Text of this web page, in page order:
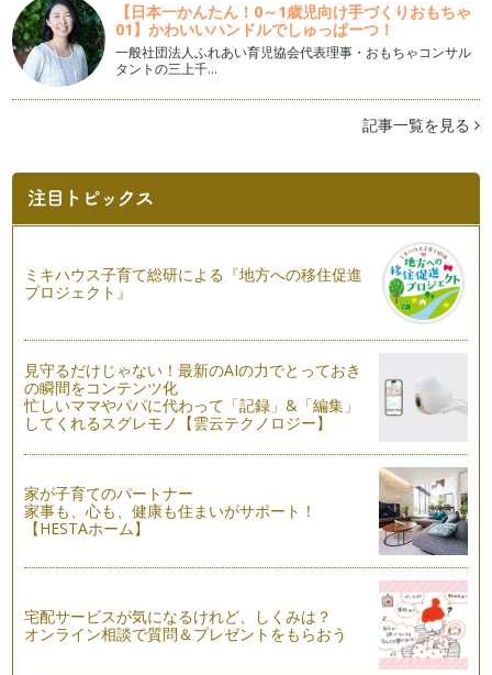
ママといっしょにクッキング お星様のアップルアーモンドパ
イ作り
年末年始に向けて家族や友人とホームパーティーをすることが
多くなってきますね。 この…
ママといっしょにクッキング Xmasツリーのキャラメルクレ
をたっぷりご紹介します！クリスマス…
ママといっしょにクッキング りんごのプレザーブ
りんごは秋になると食べたくなる果物のひとつです。 お砂糖
控えめで、りんごの甘酸っぱ…
ママといっしょにクッキング かぶのホワイトシチュー
かぶの旬は、３月から５月の春の時期と10月から11月の秋が
ママといっしょにクッキング ハロウィンのテーブルアイテム
作り
秋の深まりとともに、街はハロウィンムード。 今年も待ちに
待ったハロウィンシーズンが…
ママといっしょにクッキング 秋の味覚をたのしもうサーモン
キッシュ
いよいよ食欲の秋到来！ 秋は秋刀魚、鮭といった魚介類に、
ママといっしょにクッキング 手ごねのうさぎパン
第五回のママといっしょにクッキングでは、教室レッスンで子
どもたちが大好きなメニュ…
【日本一かんたん！0～1歳児向け手づくりおもちゃ
01】かわいいハンドルでしゅっぱーつ！
一般社団法人ふれあい育児協会代表理事・おもちゃコンサル
タントの三上千…
記事一覧を見る
ミキハウス子育て総研による『地方への移住促進
プロジェクト』
見守るだけじゃない！最新のAIの力でとっておき
の瞬間をコンテンツ化
忙しいママやパパに代わって「記録」&「編集」
してくれるスグレモノ【雲云テクノロジー】
家が子育てのパートナー
家事も、心も、健康も住まいがサポート！
【HESTAホーム】
宅配サービスが気になるけれど、しくみは？
オンライン相談で質問＆プレゼントをもらおう